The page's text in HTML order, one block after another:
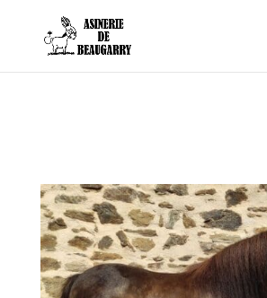
Warning: Constant FORCE_SSL_ADMIN
/htdocs/wp-config.php